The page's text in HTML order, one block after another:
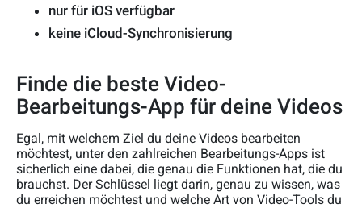
nur für iOS verfügbar
keine iCloud-Synchronisierung
Finde die beste Video-
Bearbeitungs-App für deine Videos
Egal, mit welchem Ziel du deine Videos bearbeiten
möchtest, unter den zahlreichen Bearbeitungs-Apps ist
sicherlich eine dabei, die genau die Funktionen hat, die du
brauchst. Der Schlüssel liegt darin, genau zu wissen, was
du erreichen möchtest und welche Art von Video-Tools du